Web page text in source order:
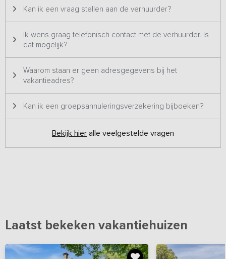
en wordt dus ook altijd aan één groep tegelijk verhuurd.
Kan ik een vraag stellen aan de verhuurder?
Ik wens graag telefonisch contact met de verhuurder. Is
dat mogelijk?
Waarom staan er geen adresgegevens bij het
vakantieadres?
Kan ik een groepsannuleringsverzekering bijboeken?
Bekijk hier alle veelgestelde vragen
Laatst bekeken vakantiehuizen